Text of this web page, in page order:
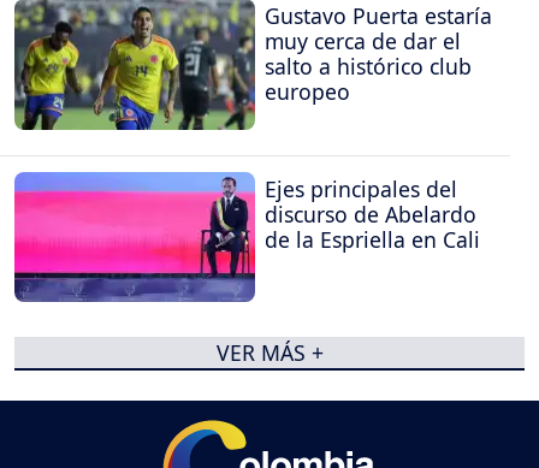
Gustavo Puerta estaría
muy cerca de dar el
salto a histórico club
europeo
Ejes principales del
discurso de Abelardo
de la Espriella en Cali
VER MÁS +